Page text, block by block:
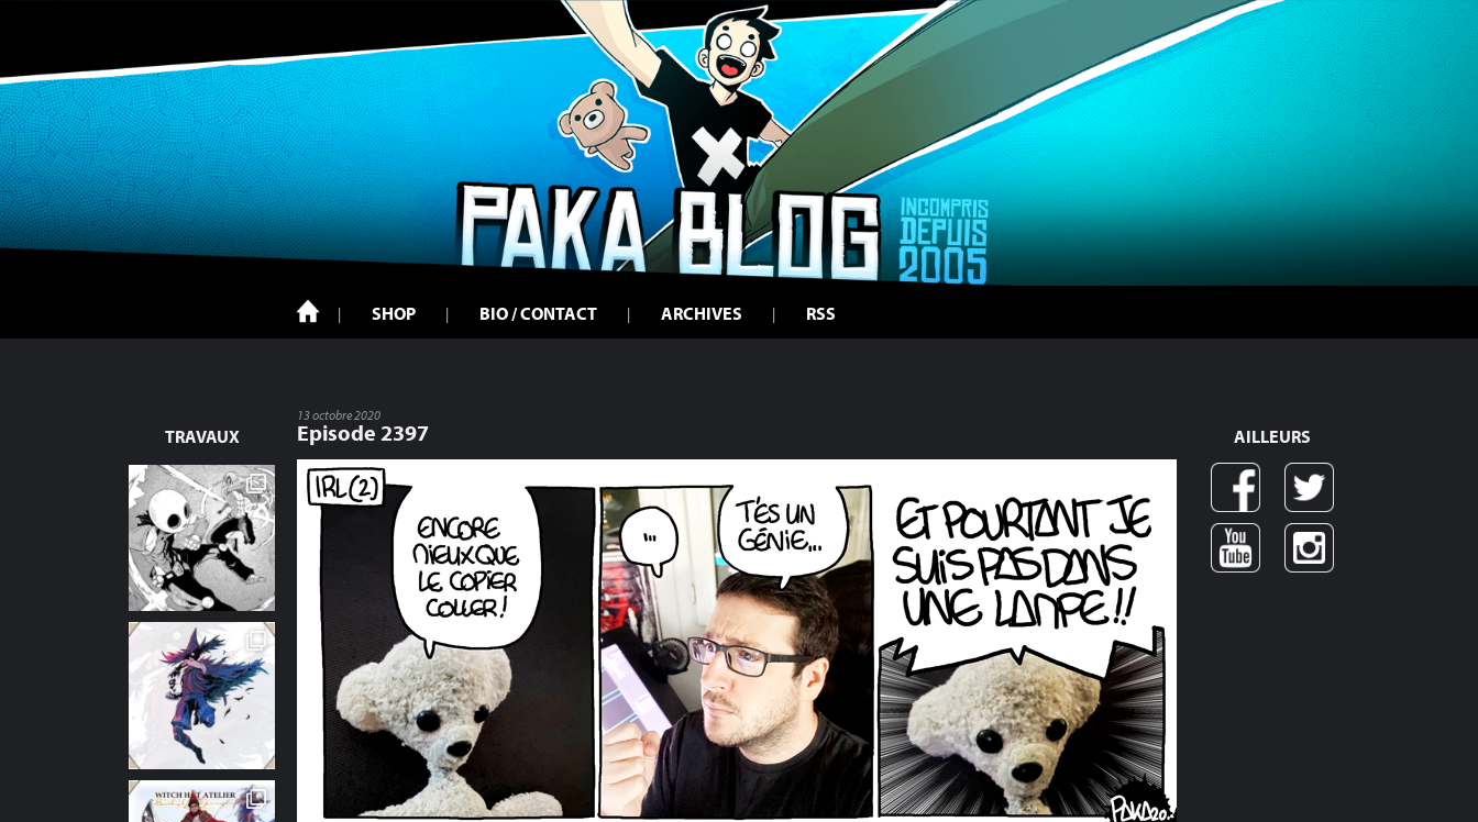
SHOP BIO / CONTACT ARCHIVES RSS
TRAVAUX
13 octobre 2020
Episode 2397 AILLEURS